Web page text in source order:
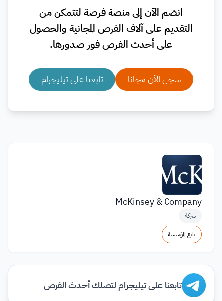
انضم الآن إلى منصة فرصة لتتمكن من
التقديم على آلاف الفرص المجانية والحصول
على أحدث الفرص فور صدورها.
سجل الآن مجانا تابعنا على تيليجرام
McKinsey & Company
شركة
تابع المؤسسة
تابعنا على تيليجرام لتصلك أحدث الفرص